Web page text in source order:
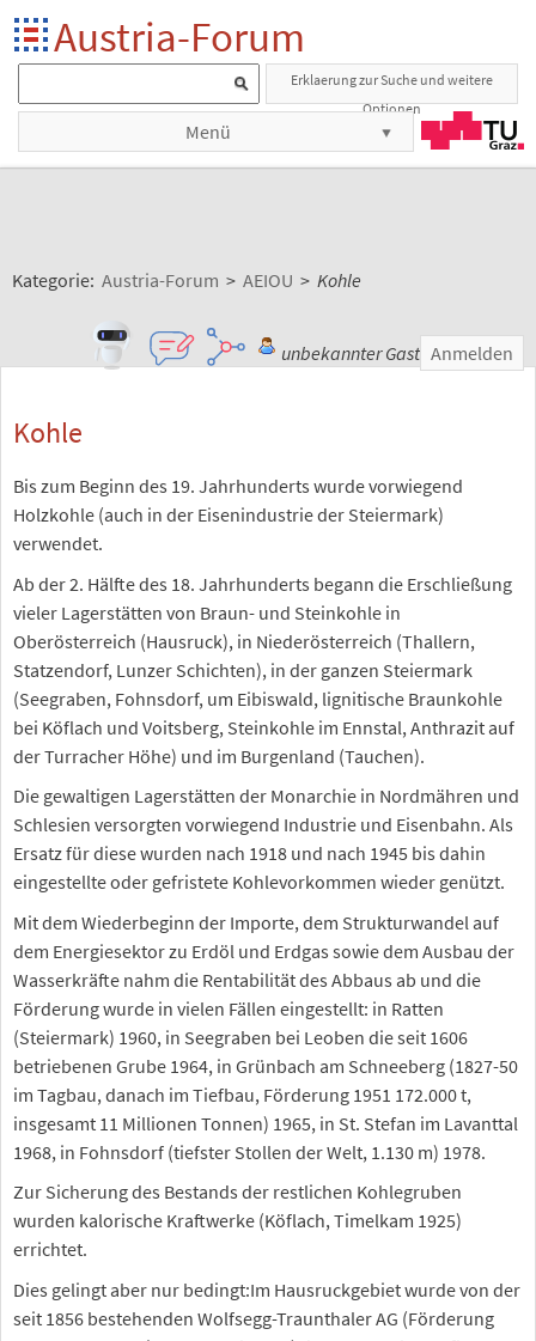
Austria-Forum
Erklaerung zur Suche und weitere
Optionen
Menü
Kategorie: Austria-Forum > AEIOU > Kohle
unbekannter Gast Anmelden
Kohle
Bis zum Beginn des 19. Jahrhunderts wurde vorwiegend
Holzkohle (auch in der Eisenindustrie der Steiermark)
verwendet.
Ab der 2. Hälfte des 18. Jahrhunderts begann die Erschließung
vieler Lagerstätten von Braun- und Steinkohle in
Oberösterreich (Hausruck), in Niederösterreich (Thallern,
Statzendorf, Lunzer Schichten), in der ganzen Steiermark
(Seegraben, Fohnsdorf, um Eibiswald, lignitische Braunkohle
bei Köflach und Voitsberg, Steinkohle im Ennstal, Anthrazit auf
der Turracher Höhe) und im Burgenland (Tauchen).
Die gewaltigen Lagerstätten der Monarchie in Nordmähren und
Schlesien versorgten vorwiegend Industrie und Eisenbahn. Als
Ersatz für diese wurden nach 1918 und nach 1945 bis dahin
eingestellte oder gefristete Kohlevorkommen wieder genützt.
Mit dem Wiederbeginn der Importe, dem Strukturwandel auf
dem Energiesektor zu Erdöl und Erdgas sowie dem Ausbau der
Wasserkräfte nahm die Rentabilität des Abbaus ab und die
Förderung wurde in vielen Fällen eingestellt: in Ratten
(Steiermark) 1960, in Seegraben bei Leoben die seit 1606
betriebenen Grube 1964, in Grünbach am Schneeberg (1827-50
im Tagbau, danach im Tiefbau, Förderung 1951 172.000 t,
insgesamt 11 Millionen Tonnen) 1965, in St. Stefan im Lavanttal
1968, in Fohnsdorf (tiefster Stollen der Welt, 1.130 m) 1978.
Zur Sicherung des Bestands der restlichen Kohlegruben
wurden kalorische Kraftwerke (Köflach, Timelkam 1925)
errichtet.
Dies gelingt aber nur bedingt:Im Hausruckgebiet wurde von der
seit 1856 bestehenden Wolfsegg-Traunthaler AG (Förderung